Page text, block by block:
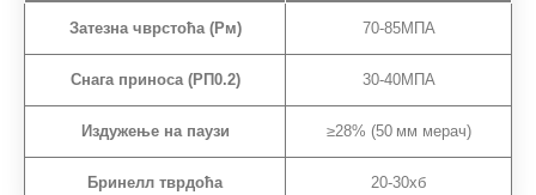
Затезна чврстоћа (Рм) 70-85МПА
Снага приноса (РП0.2) 30-40МПА
Издужење на паузи ≥28% (50 мм мерач)
Бринелл тврдоћа 20-30хб